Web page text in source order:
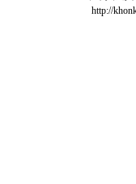
http://